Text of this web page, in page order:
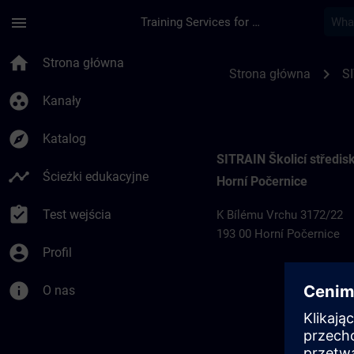
menu Training Services for Digital Industries
home Strona główna
group_work Kanały
explore Katalog
timeline Ścieżki edukacyjne
assignment_turned_in Test wejścia
account_circle Profil
info O nas
Strona główna chevron_right
SITRAIN Školicí
Horní Počernice
K Bílému Vrchu 3172/22
193 00 Horní Počernice